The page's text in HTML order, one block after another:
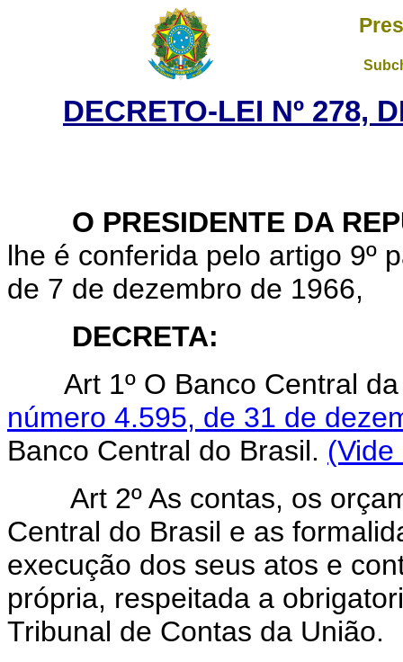
DECRETO-LEI Nº 278,
O PRESIDENTE DA
lhe é conferida pelo artigo 9º
de 7 de dezembro de 1966,
DECRETA:
Art 1º O Banco Central
número 4.595, de 31 de
Banco Central do Brasil.
Art 2º As contas, os
Central do Brasil e as
execução dos seus atos e
própria, respeitada a
Tribunal de Contas da União.